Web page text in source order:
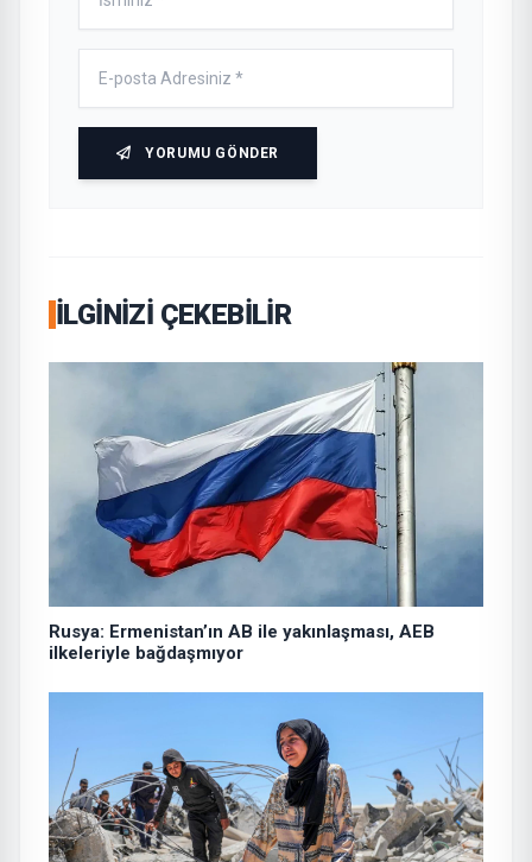
YORUMU GÖNDER
İLGINIZI ÇEKEBILIR
Rusya: Ermenistan’ın AB ile yakınlaşması, AEB
ilkeleriyle bağdaşmıyor